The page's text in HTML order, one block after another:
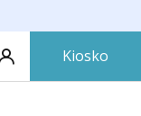
Bilbao
Kiosko